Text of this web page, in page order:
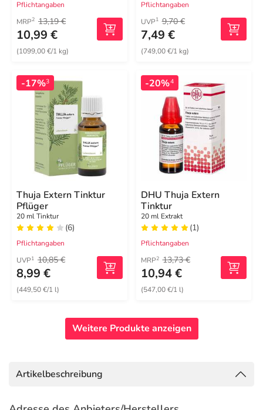
Pflichtangaben
MRP2 13,19 €
10,99 €
(1099,00 €/1 kg)
Pflichtangaben
UVP1 9,70 €
7,49 €
(749,00 €/1 kg)
-17%3
Thuja Extern Tinktur
Pflüger
20 ml Tinktur
(6)
Pflichtangaben
UVP1 10,85 €
8,99 €
(449,50 €/1 l)
-20%4
DHU Thuja Extern
Tinktur
20 ml Extrakt
(1)
Pflichtangaben
MRP2 13,73 €
10,94 €
(547,00 €/1 l)
Weitere Produkte anzeigen
Artikelbeschreibung